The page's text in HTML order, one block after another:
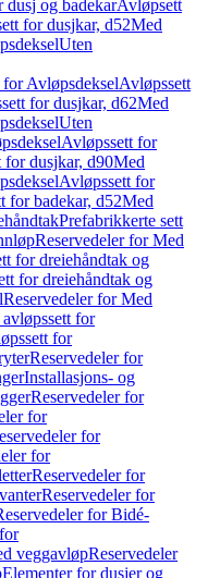
og badekarAvløpsett
for dusjkar, d52Med
Uten
for AvløpsdekselAvløpssett
for dusjkar, d62Med
Uten
Avløpssett for
for dusjkar, d90Med
Avløpssett for
for badekar, d52Med
Prefabrikkerte sett
Reservedeler for Med
for dreiehåndtak og
for dreiehåndtak og
Reservedeler for Med
for
for
Reservedeler for
Installasjons- og
Reservedeler for
for
for
for
Reservedeler for
Reservedeler for
for Bidé-
veggavløpReservedeler
Elementer for dusjer og